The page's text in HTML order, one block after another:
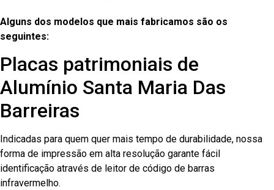
Alguns dos modelos que mais fabricamos são os
seguintes:
Placas patrimoniais de
Alumínio Santa Maria Das
Barreiras
Indicadas para quem quer mais tempo de durabilidade, nossa
forma de impressão em alta resolução garante fácil
identificação através de leitor de código de barras
infravermelho.